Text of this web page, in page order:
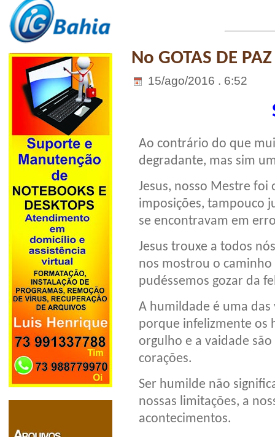
No GOTAS DE PAZ
15/ago/2016 . 6:52
Ao contrário do que
degradante, mas sim
Jesus, nosso Mestre foi
imposições, tampouco
se encontravam em
Jesus trouxe a todos
nos mostrou o
pudéssemos gozar da
A humildade é uma
porque infelizmente os
orgulho e a vaidade
corações.
Ser humilde não
nossas limitações, a
acontecimentos.